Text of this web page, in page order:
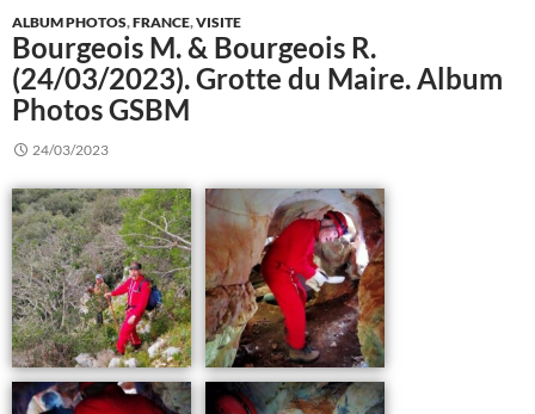
ALBUM PHOTOS,FRANCE,VISITE
Bourgeois M. & Bourgeois R.
(24/03/2023). Grotte du Maire. Album
Photos GSBM
24/03/2023